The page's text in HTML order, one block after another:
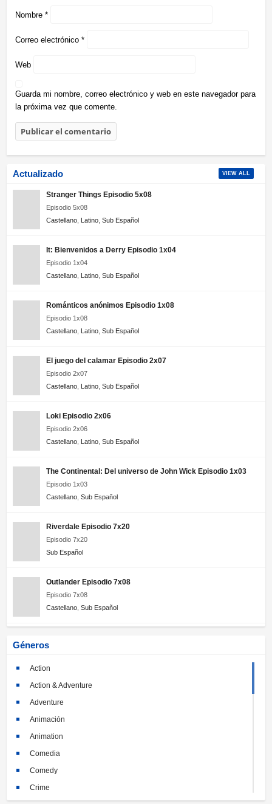
Nombre *
Correo electrónico *
Web
Guarda mi nombre, correo electrónico y web en este navegador para
la próxima vez que comente.
Actualizado VIEW ALL
Stranger Things Episodio 5x08
Episodio 5x08
Castellano Latino Sub Español
It: Bienvenidos a Derry Episodio 1x04
Episodio 1x04
Castellano Latino Sub Español
Románticos anónimos Episodio 1x08
Episodio 1x08
Castellano Latino Sub Español
El juego del calamar Episodio 2x07
Episodio 2x07
Castellano Latino Sub Español
Loki Episodio 2x06
Episodio 2x06
Castellano Latino Sub Español
The Continental: Del universo de John Wick Episodio 1x03
Episodio 1x03
Castellano Sub Español
Riverdale Episodio 7x20
Episodio 7x20
Sub Español
Outlander Episodio 7x08
Episodio 7x08
Castellano Sub Español
Géneros
Action
Action & Adventure
Adventure
Animación
Animation
Comedia
Comedy
Crime